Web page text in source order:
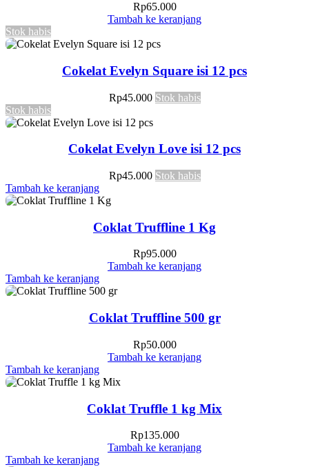
Rp65.000
Tambah ke keranjang
Stok habis
Cokelat Evelyn Square isi 12 pcs
Rp45.000 Stok habis
Stok habis
Cokelat Evelyn Love isi 12 pcs
Rp45.000 Stok habis
Tambah ke keranjang
Coklat Truffline 1 Kg
Rp95.000
Tambah ke keranjang
Tambah ke keranjang
Coklat Truffline 500 gr
Rp50.000
Tambah ke keranjang
Tambah ke keranjang
Coklat Truffle 1 kg Mix
Rp135.000
Tambah ke keranjang
Tambah ke keranjang